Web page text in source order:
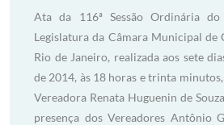
Ata da 116ª Sessão Ordinária
Legislatura da Câmara Municipal de
Rio de Janeiro, realizada aos sete
de 2014, às 18 horas e trinta
Vereadora Renata Huguenin de
presença dos Vereadores Antônio